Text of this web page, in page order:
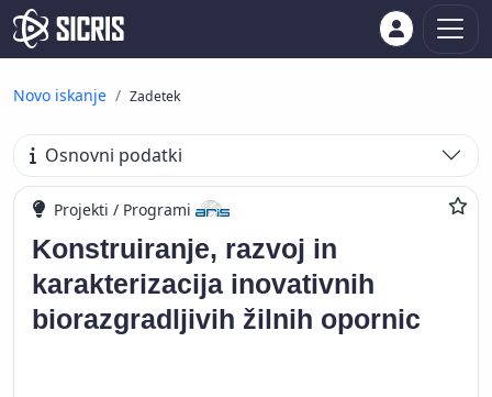
Novo iskanje Zadetek
Osnovni podatki
Projekti / Programi
Konstruiranje, razvoj in
karakterizacija inovativnih
biorazgradljivih žilnih opornic